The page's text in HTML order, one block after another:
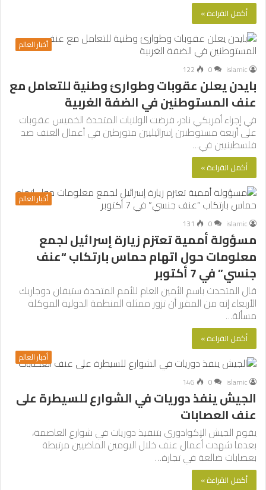
أكمل القراءة »
أخبار العالم
islamic
0
122
بايدن يعلن عقوبات وطوارئ وطنية للتعامل مع
عنف المستوطنين في الضفة الغربية
في إجراء أمريكي نادر، فرضت الولايات المتحدة الخميس عقوبات
على أربعة مستوطنين إسرائيليين متورطين في أعمال العنف ضد
فلسطينيين في…
أكمل القراءة »
أخبار العالم
islamic
0
131
مسؤولة أممية تعتزم زيارة إسرائيل لجمع
معلومات حول اتهام حماس بارتكاب “عنف
جنسي” في 7 أكتوبر
قال المتحدث باسم الأمين العام للأمم المتحدة ستيفان دوجاريك
الأربعاء إنه من المقرر أن تزور ممثلة المنظمة الدولية الموكلة
مسألة…
أكمل القراءة »
أخبار العالم
islamic
0
146
الجيش ينفذ دوريات في الشوارع للسيطرة على
عنف العصابات
يقوم الجيش الإكوادوري بتنفيذ دوريات في شوارع العاصمة،
بعدما شهدت أعمال عنف خلال اليومين الماضيين مرتبطة
بعصابات ضالعة في تجارة…
أكمل القراءة »